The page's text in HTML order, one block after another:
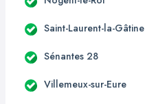
Saint-Laurent-la-Gâtine
Sénantes 28
Villemeux-sur-Eure